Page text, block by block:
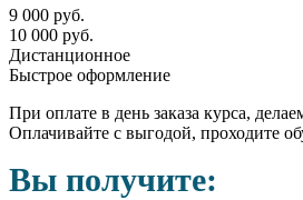
9 000 руб.
10 000 руб.
Дистанционное
Быстрое оформление
При оплате в день заказа курса,
Оплачивайте с выгодой, проходите
Вы получите: